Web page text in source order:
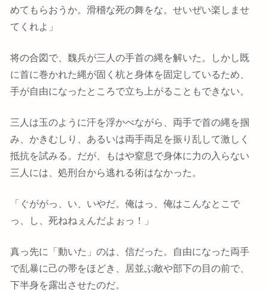
めてもらおうか。滑稽な死の舞をな。せいぜい楽しませ
てくれよ」
将の合図で、魏兵が三人の手首の縄を解いた。しかし既
に首に巻かれた縄が固く杭と身体を固定しているため、
手が自由になったところで立ち上がることもできない。
三人は玉のように汗を浮かべながら、両手で首の縄を掴
み、かきむしり、あるいは両手両足を振り乱して激しく
抵抗を試みる。だが、もはや窒息で身体に力の入らない
三人には、処刑台から逃れる術はなかった。
「ぐががっ、い、いやだ。俺はっ、俺はこんなとこで
っ、し、死ねねぇんだよぉっ！」
真っ先に「動いた」のは、信だった。自由になった両手
で乱暴に己の帯をほどき、居並ぶ敵や部下の目の前で、
下半身を露出させたのだ。